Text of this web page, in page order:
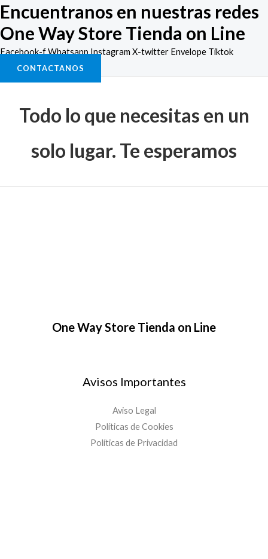
Encuentranos en nuestras redes
One Way Store Tienda on Line
Facebook-fWhatsappInstagram X-twitter Envelope Tiktok
CONTACTANOS
Todo lo que necesitas en un
solo lugar. Te esperamos
One Way Store Tienda on Line
Avisos Importantes
Aviso Legal
Políticas de Cookies
Políticas de Privacidad